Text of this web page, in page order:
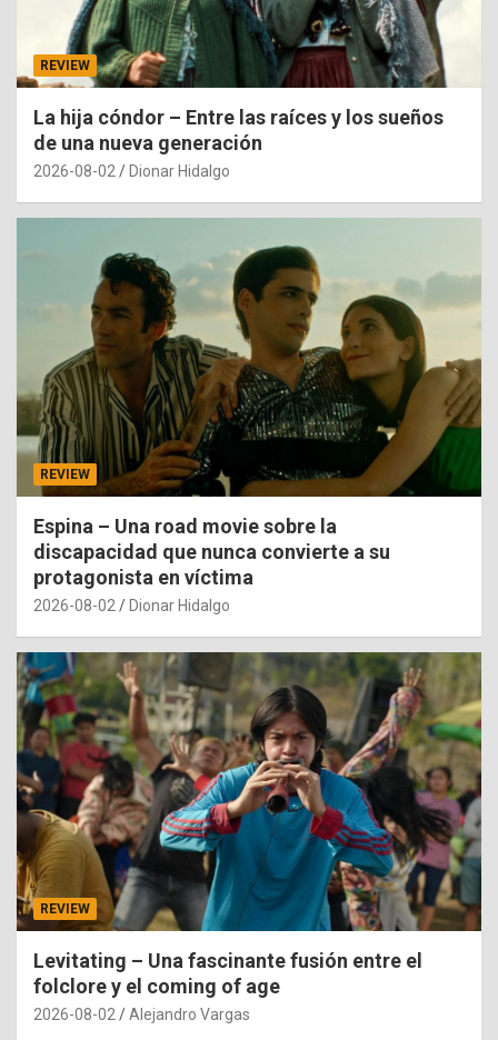
REVIEW
La hija cóndor – Entre las raíces y los sueños
de una nueva generación
2026-08-02 Dionar Hidalgo
REVIEW
Espina – Una road movie sobre la
discapacidad que nunca convierte a su
protagonista en víctima
2026-08-02 Dionar Hidalgo
REVIEW
Levitating – Una fascinante fusión entre el
folclore y el coming of age
2026-08-02 Alejandro Vargas